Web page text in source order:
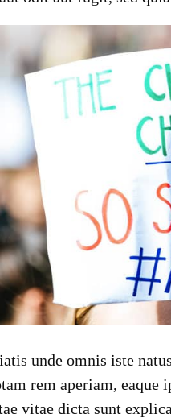
unde omnis iste
rem aperiam, eaque
vitae dicta sunt